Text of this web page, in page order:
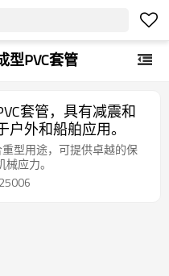
型PVC套管
套管，具有减震和
外和船舶应用。
重型用途，可提供卓越的保
应力。